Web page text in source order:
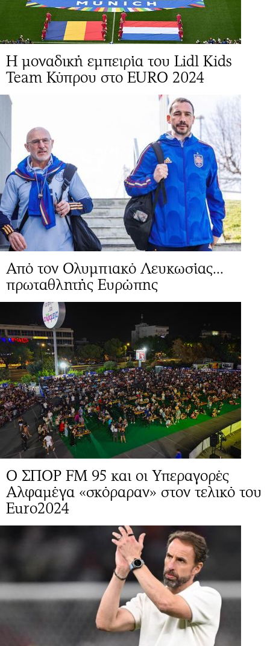
H μοναδική εμπειρία του Lidl Kids
Team Κύπρου στο EURO 2024
Από τον Ολυμπιακό Λευκωσίας...
πρωταθλητής Ευρώπης
Ο ΣΠΟΡ FM 95 και οι Υπεραγορές
Αλφαμέγα «σκόραραν» στον τελικό του
Euro2024